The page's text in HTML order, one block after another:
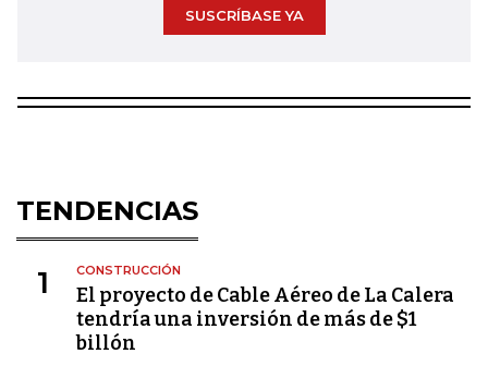
SUSCRÍBASE YA
TENDENCIAS
1 CONSTRUCCIÓN
El proyecto de Cable Aéreo de La Calera
tendría una inversión de más de $1
billón